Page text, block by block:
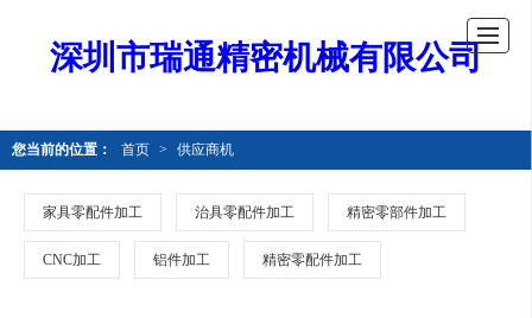
深圳市瑞通精密机械有限公司
您当前的位置： 首页 > 供应商机
家具零配件加工 治具零配件加工 精密零部件加工
CNC加工 铝件加工 精密零配件加工